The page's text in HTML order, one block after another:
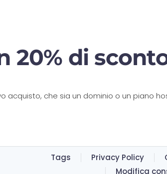
20% di
acquisto, che sia un dominio o un piano
Tags Privacy Policy
Modifica